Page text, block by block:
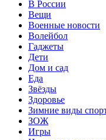
В России
Вещи
Военные новости
Волейбол
Гаджеты
Дети
Дом и сад
Еда
Звёзды
Здоровье
Зимние виды
ЗОЖ
Игры